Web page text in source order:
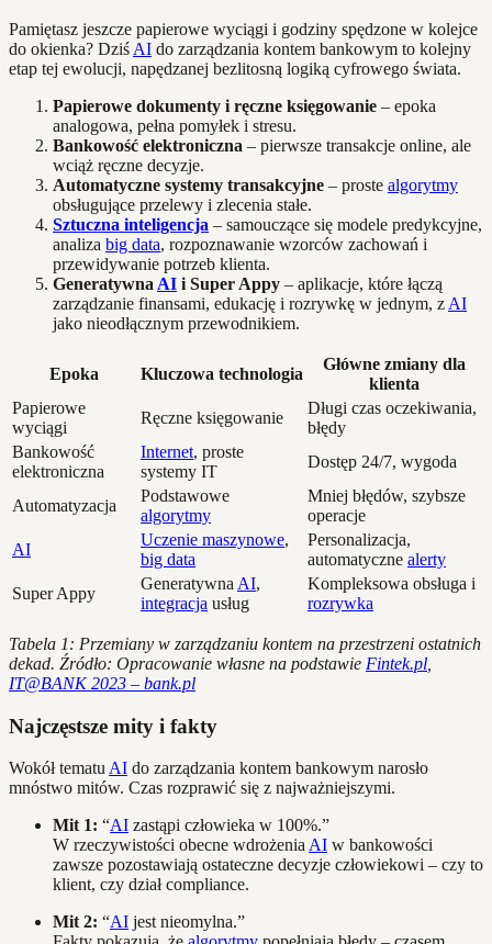
Pamiętasz jeszcze papierowe wyciągi i godziny spędzone w kolejce
do okienka? Dziś AI do zarządzania kontem bankowym to kolejny
etap tej ewolucji, napędzanej bezlitosną logiką cyfrowego świata.
Papierowe dokumenty i ręczne księgowanie – epoka
analogowa, pełna pomyłek i stresu.
Bankowość elektroniczna – pierwsze transakcje online, ale
wciąż ręczne decyzje.
Automatyczne systemy transakcyjne – proste algorytmy
obsługujące przelewy i zlecenia stałe.
Sztuczna inteligencja – samouczące się modele predykcyjne,
analiza big data, rozpoznawanie wzorców zachowań i
przewidywanie potrzeb klienta.
Generatywna AI i Super Appy – aplikacje, które łączą
zarządzanie finansami, edukację i rozrywkę w jednym, z AI
jako nieodłącznym przewodnikiem.
Epoka Kluczowa technologia
Główne zmiany dla
klienta
Papierowe
wyciągi
Ręczne księgowanie
Długi czas oczekiwania,
błędy
Bankowość
elektroniczna
Internet, proste
systemy IT
Dostęp 24/7, wygoda
Automatyzacja
Podstawowe
algorytmy
Mniej błędów, szybsze
operacje
AI
Uczenie maszynowe,
big data
Personalizacja,
automatyczne alerty
Super Appy
Generatywna AI,
integracja usług
Kompleksowa obsługa i
rozrywka
Tabela 1: Przemiany w zarządzaniu kontem na przestrzeni ostatnich
dekad. Źródło: Opracowanie własne na podstawie Fintek.pl
IT@BANK 2023 – bank.pl
Najczęstsze mity i fakty
Wokół tematu AI do zarządzania kontem bankowym narosło
mnóstwo mitów. Czas rozprawić się z najważniejszymi.
Mit 1: “AI zastąpi człowieka w 100%.”
W rzeczywistości obecne wdrożenia AI w bankowości
zawsze pozostawiają ostateczne decyzje człowiekowi – czy to
klient, czy dział compliance.
Mit 2: “AI jest nieomylna.”